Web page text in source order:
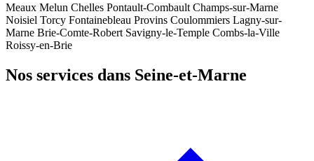
Meaux Melun Chelles Pontault-Combault Champs-sur-Marne
Noisiel Torcy Fontainebleau Provins Coulommiers Lagny-sur-
Marne Brie-Comte-Robert Savigny-le-Temple Combs-la-Ville
Roissy-en-Brie
Nos services dans Seine-et-Marne